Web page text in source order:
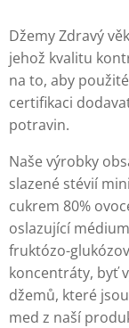
Džemy Zdravý
jehož kvalitu
na to, aby
certifikaci
potravin.
Naše výrobky
slazené stévií
cukrem 80%
oslazující
fruktózo-
koncentráty, byť
džemů, které
med z naší